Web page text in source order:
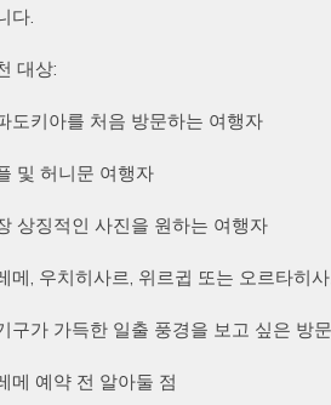
다.
대상:
도키아를 처음 방문하는 여행자
및 허니문 여행자
상징적인 사진을 원하는 여행자
메, 우치히사르, 위르귑 또는 오르타히
구가 가득한 일출 풍경을 보고 싶은 방
메 예약 전 알아둘 점